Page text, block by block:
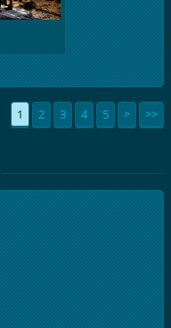
1 2 3 4 5 > >>